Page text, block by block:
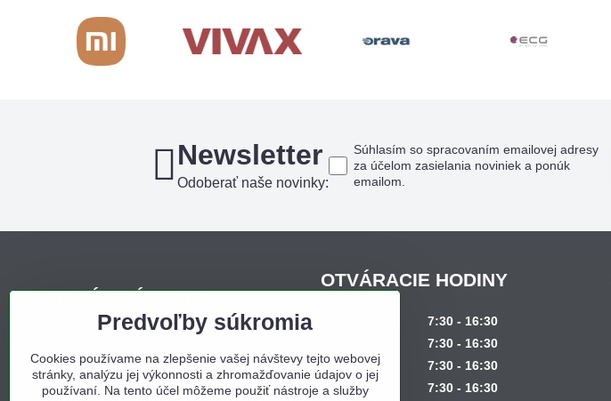
Newsletter
Odoberať naše novinky:
Súhlasím so spracovaním emailovej adresy
za účelom zasielania noviniek a ponúk
emailom.
KDE NÁS NÁJDETE
Sídlo firmy, korešpondenčná adresa,
osobný odber:
Obchodný dom Bojná
OTVÁRACIE HODINY
7:30 - 16:30
7:30 - 16:30
Streda
7:30 - 16:30
Štvrtok
7:30 - 16:30
Predvoľby súkromia
Cookies používame na zlepšenie vašej návštevy tejto webovej
stránky, analýzu jej výkonnosti a zhromažďovanie údajov o jej
používaní. Na tento účel môžeme použiť nástroje a služby